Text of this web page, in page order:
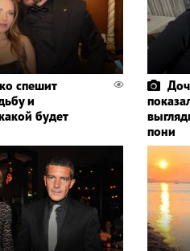
спешит
и
будет
пони